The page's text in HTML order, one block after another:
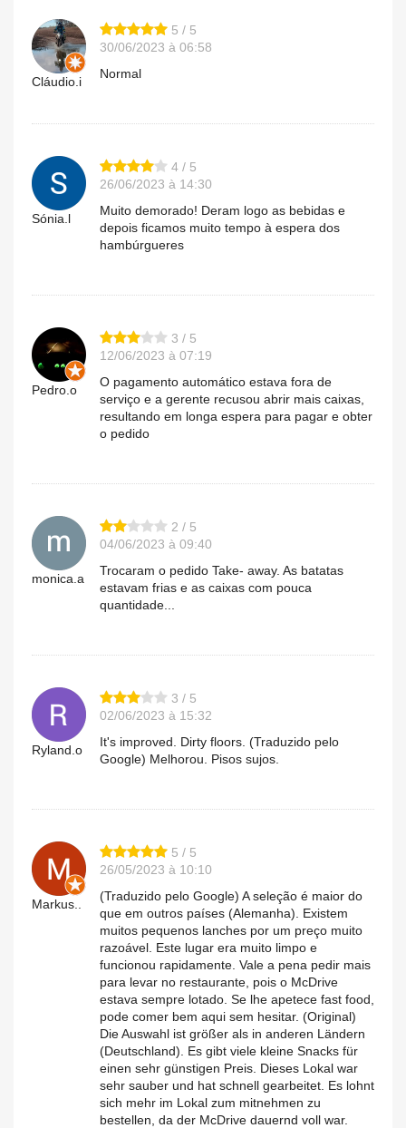
Cláudio.i
5 / 5
30/06/2023 à 06:58
Normal
Sónia.l
4 / 5
26/06/2023 à 14:30
Muito demorado! Deram logo as bebidas e
depois ficamos muito tempo à espera dos
hambúrgueres
Pedro.o
3 / 5
12/06/2023 à 07:19
O pagamento automático estava fora de
serviço e a gerente recusou abrir mais caixas,
resultando em longa espera para pagar e obter
o pedido
monica.a
2 / 5
04/06/2023 à 09:40
Trocaram o pedido Take- away. As batatas
estavam frias e as caixas com pouca
quantidade...
Ryland.o
3 / 5
02/06/2023 à 15:32
It's improved. Dirty floors. (Traduzido pelo
Google) Melhorou. Pisos sujos.
Markus..
5 / 5
26/05/2023 à 10:10
(Traduzido pelo Google) A seleção é maior do
que em outros países (Alemanha). Existem
muitos pequenos lanches por um preço muito
razoável. Este lugar era muito limpo e
funcionou rapidamente. Vale a pena pedir mais
para levar no restaurante, pois o McDrive
estava sempre lotado. Se lhe apetece fast food,
pode comer bem aqui sem hesitar. (Original)
Die Auswahl ist größer als in anderen Ländern
(Deutschland). Es gibt viele kleine Snacks für
einen sehr günstigen Preis. Dieses Lokal war
sehr sauber und hat schnell gearbeitet. Es lohnt
sich mehr im Lokal zum mitnehmen zu
bestellen, da der McDrive dauernd voll war.